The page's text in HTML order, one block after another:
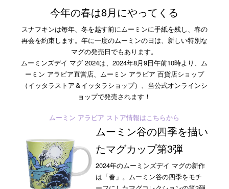
今年の春は8月にやってくる
スナフキンは毎年、冬を越す前にムーミンに手紙を残し、春の
再会を約束します。年に一度のムーミンの日は、新しい特別な
マグの発売日でもあります。
ムーミンズデイ マグ 2024は、2024年8月9日午前10時より、ム
ーミン アラビア直営店、ムーミン アラビア 百貨店ショップ
（イッタラストア＆イッタラショップ）、当公式オンラインシ
ョップで発売されます！
ムーミン アラビア ストア情報はこちらから
ムーミン谷の四季を描い
たマグカップ第3弾
2024年のムーミンズデイ マグの新作
は「春」。ムーミン谷の四季をモチ